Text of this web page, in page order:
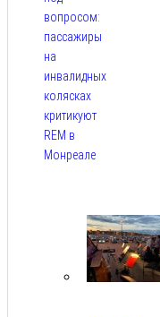
вопросом:
пассажиры
на
инвалидных
колясках
критикуют
REM в
Монреале